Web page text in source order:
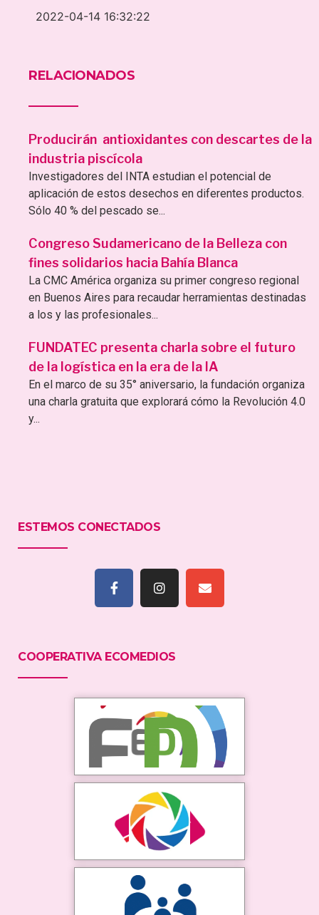
2022-04-14 16:32:22
RELACIONADOS
Producirán antioxidantes con descartes de la
industria piscícola
Investigadores del INTA estudian el potencial de
aplicación de estos desechos en diferentes productos.
Sólo 40 % del pescado se...
Congreso Sudamericano de la Belleza con
fines solidarios hacia Bahía Blanca
La CMC América organiza su primer congreso regional
en Buenos Aires para recaudar herramientas destinadas
a los y las profesionales...
FUNDATEC presenta charla sobre el futuro
de la logística en la era de la IA
En el marco de su 35° aniversario, la fundación organiza
una charla gratuita que explorará cómo la Revolución 4.0
y...
ESTEMOS CONECTADOS
COOPERATIVA ECOMEDIOS